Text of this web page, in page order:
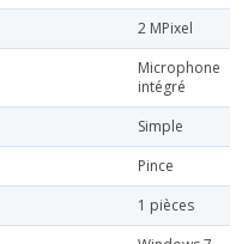
2 MPixel
Microphone
intégré
Simple
Pince
1 pièces